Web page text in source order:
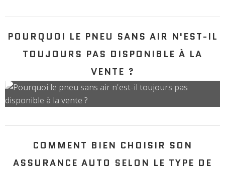
POURQUOI LE PNEU SANS AIR N'EST-IL
TOUJOURS PAS DISPONIBLE À LA
VENTE ?
COMMENT BIEN CHOISIR SON
ASSURANCE AUTO SELON LE TYPE DE